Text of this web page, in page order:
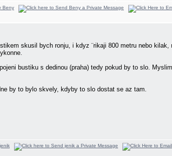
skusil bych ronju, i kdyz ¨rikaji 800 metru nebo
bustiku s dedinou (praha) tedy pokud by to slo.
by to bylo skvely, kdyby to slo dostat se az tam.